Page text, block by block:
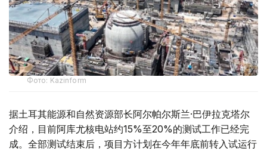
Фото: Kazinform
据土耳其能源和自然资源部长阿尔帕尔斯兰·巴伊拉克塔尔
介绍，目前阿库尤核电站约15%至20%的测试工作已经完
成。全部测试结束后，项目方计划在今年年底前转入试运行